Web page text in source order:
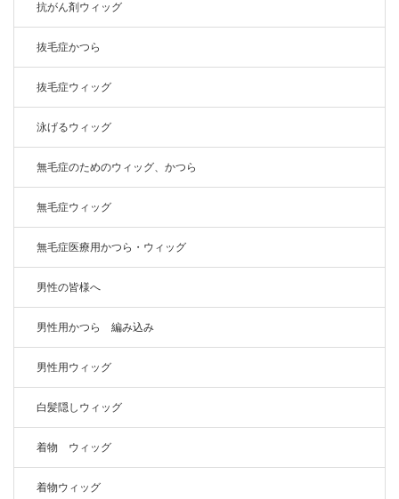
抗がん剤ウィッグ
抜毛症かつら
抜毛症ウィッグ
泳げるウィッグ
無毛症のためのウィッグ、かつら
無毛症ウィッグ
無毛症医療用かつら・ウィッグ
男性の皆様へ
男性用かつら 編み込み
男性用ウィッグ
白髪隠しウィッグ
着物 ウィッグ
着物ウィッグ